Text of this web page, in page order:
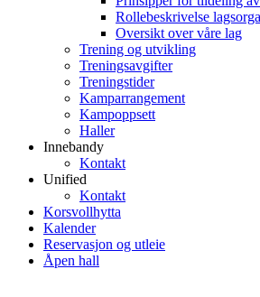
Rollebeskrivelse
Oversikt over våre lag
Trening og utvikling
Treningsavgifter
Treningstider
Kamparrangement
Kampoppsett
Haller
Innebandy
Kontakt
Unified
Kontakt
Korsvollhytta
Kalender
Reservasjon og utleie
Åpen hall